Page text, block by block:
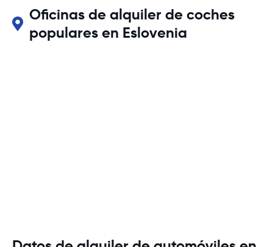
Oficinas de alquiler de coches
populares en Eslovenia